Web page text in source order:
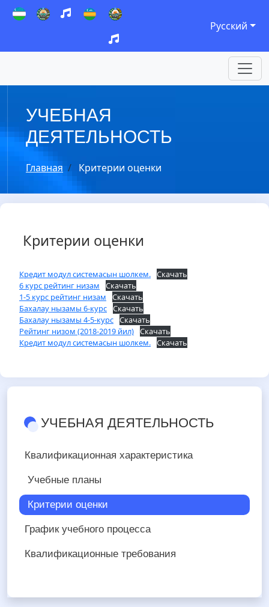
Русский
УЧЕБНАЯ
ДЕЯТЕЛЬНОСТЬ
Главная Критерии оценки
Критерии оценки
Кредит модул системасын шолкем. Скачать
6 курс рейтинг низам
Скачать
1-5 курс рейтинг низам
Скачать
Бахалау нызамы 6-курс Скачать
Бахалау нызамы 4-5-курс Скачать
Рейтинг низом (2018-2019 йил) Скачать
Кредит модул системасын шолкем. Скачать
УЧЕБНАЯ ДЕЯТЕЛЬНОСТЬ
Квалификационная характеристика
Учебные планы
Критерии оценки
График учебного процесса
Квалификационные требования